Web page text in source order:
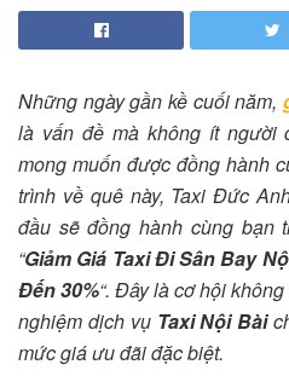
Những ngày gần kề cuối năm,
là vấn đề mà không ít người
mong muốn được đồng hành
trình về quê này, Taxi Đức
đầu sẽ đồng hành cùng bạn
“Giảm Giá Taxi Đi Sân Bay
Đến 30%“. Đây là cơ hội
nghiệm dịch vụ Taxi Nội Bài
mức giá ưu đãi đặc biệt.